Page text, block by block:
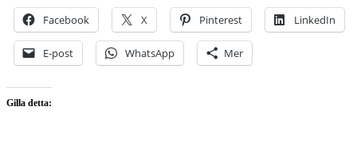
Facebook X Pinterest LinkedIn
E-post WhatsApp Mer
Gilla detta: